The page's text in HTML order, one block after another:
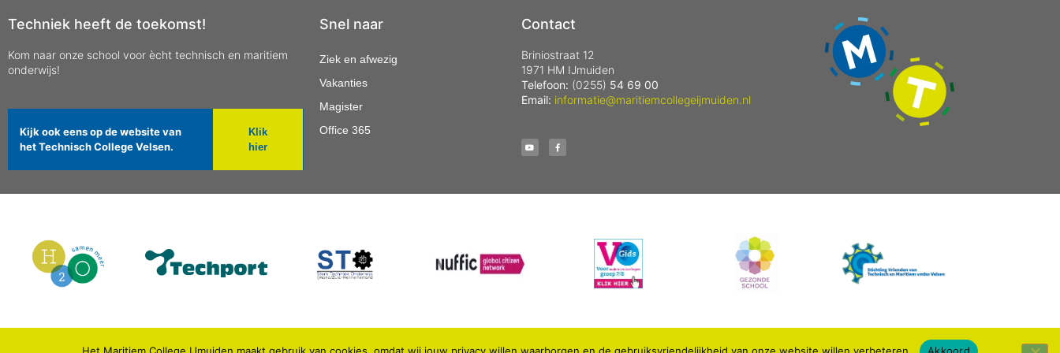
Techniek heeft de toekomst!
Kom naar onze school voor ècht technisch en maritiem
onderwijs!
Kijk ook eens op de website van
het Technisch College Velsen.
Klik
hier
Snel naar
Ziek en afwezig
Vakanties
Magister
Office 365
Contact
Briniostraat 12
1971 HM IJmuiden
Telefoon: (0255) 54 69 00
Email: informatie@maritiemcollegeijmuiden.nl